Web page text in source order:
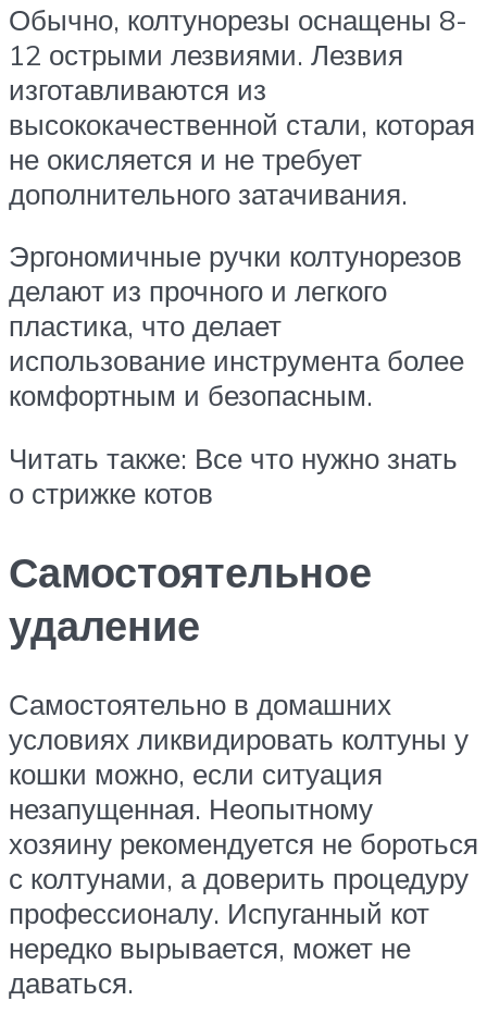
Обычно, колтунорезы оснащены 8-
12 острыми лезвиями. Лезвия
изготавливаются из
высококачественной стали, которая
не окисляется и не требует
дополнительного затачивания.
Эргономичные ручки колтунорезов
делают из прочного и легкого
пластика, что делает
использование инструмента более
комфортным и безопасным.
Читать также: Все что нужно знать
о стрижке котов
Самостоятельное
удаление
Самостоятельно в домашних
условиях ликвидировать колтуны у
кошки можно, если ситуация
незапущенная. Неопытному
хозяину рекомендуется не бороться
с колтунами, а доверить процедуру
профессионалу. Испуганный кот
нередко вырывается, может не
даваться.